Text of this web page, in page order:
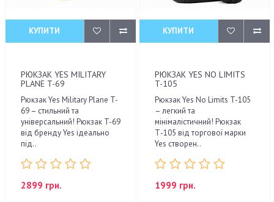
КУПИТИ
РЮКЗАК YES MILITARY
PLANE T-69
Рюкзак Yes Military Plane T-
69 – стильний та
універсальний! Рюкзак T-69
від бренду Yes ідеально
під..
2899 грн.
КУПИТИ
РЮКЗАК YES NO LIMITS
T-105
Рюкзак Yes No Limits T-105
– легкий та
мінімалістичний! Рюкзак
Т-105 від торгової марки
Yes створен..
1999 грн.